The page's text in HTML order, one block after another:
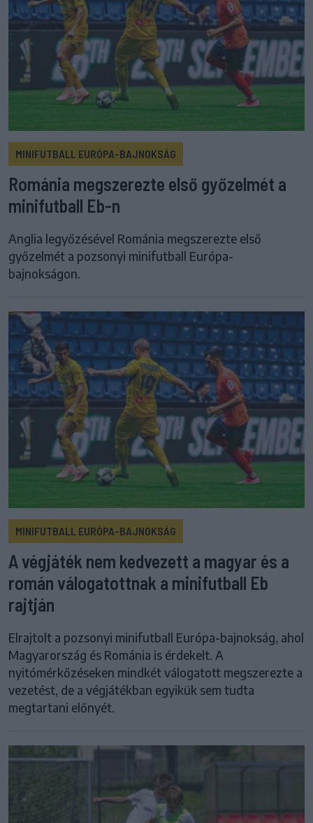
MINIFUTBALL EURÓPA-BAJNOKSÁG
Románia megszerezte első győzelmét a
minifutball Eb-n
Anglia legyőzésével Románia megszerezte első
győzelmét a pozsonyi minifutball Európa-
bajnokságon.
MINIFUTBALL EURÓPA-BAJNOKSÁG
A végjáték nem kedvezett a magyar és a
román válogatottnak a minifutball Eb
rajtján
Elrajtolt a pozsonyi minifutball Európa-bajnokság, ahol
Magyarország és Románia is érdekelt. A
nyitómérkőzéseken mindkét válogatott megszerezte a
vezetést, de a végjátékban egyikük sem tudta
megtartani előnyét.